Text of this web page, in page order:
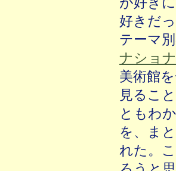
好きだ
テーマ
ナショ
美術館
見るこ
ともわ
を、ま
れた。